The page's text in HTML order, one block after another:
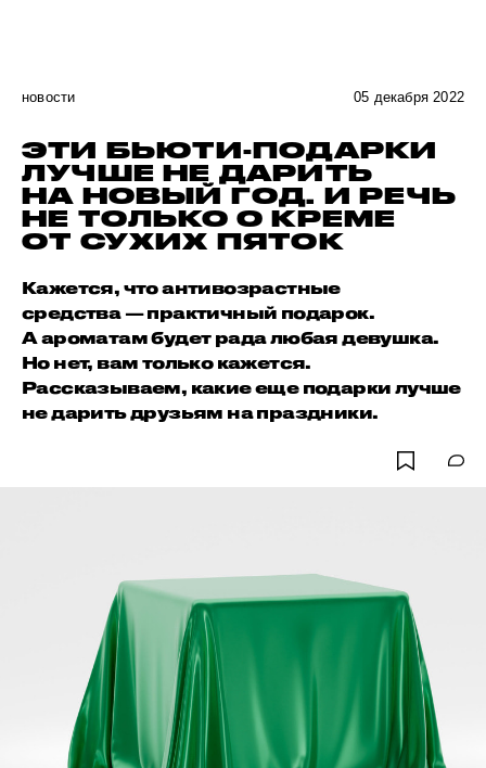
новости 05 декабря 2022
ЭТИ БЬЮТИ-ПОДАРКИ
ЛУЧШЕ НЕ ДАРИТЬ
НА НОВЫЙ ГОД. И РЕЧЬ
НЕ ТОЛЬКО О КРЕМЕ
ОТ СУХИХ ПЯТОК
Кажется, что антивозрастные
средства — практичный подарок.
А ароматам будет рада любая девушка.
Но нет, вам только кажется.
Рассказываем, какие еще подарки лучше
не дарить друзьям на праздники.